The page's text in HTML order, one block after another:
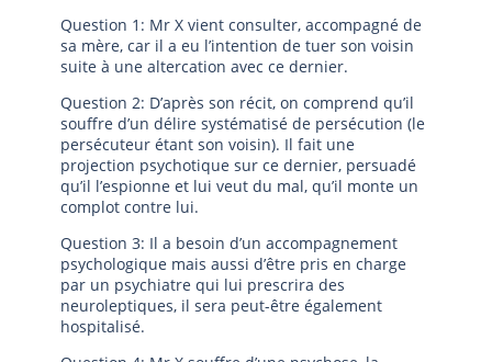
Question 1: Mr X vient consulter, accompagné de
sa mère, car il a eu l’intention de tuer son voisin
suite à une altercation avec ce dernier.
Question 2: D’après son récit, on comprend qu’il
souffre d’un délire systématisé de persécution (le
persécuteur étant son voisin). Il fait une
projection psychotique sur ce dernier, persuadé
qu’il l’espionne et lui veut du mal, qu’il monte un
complot contre lui.
Question 3: Il a besoin d’un accompagnement
psychologique mais aussi d’être pris en charge
par un psychiatre qui lui prescrira des
neuroleptiques, il sera peut-être également
hospitalisé.